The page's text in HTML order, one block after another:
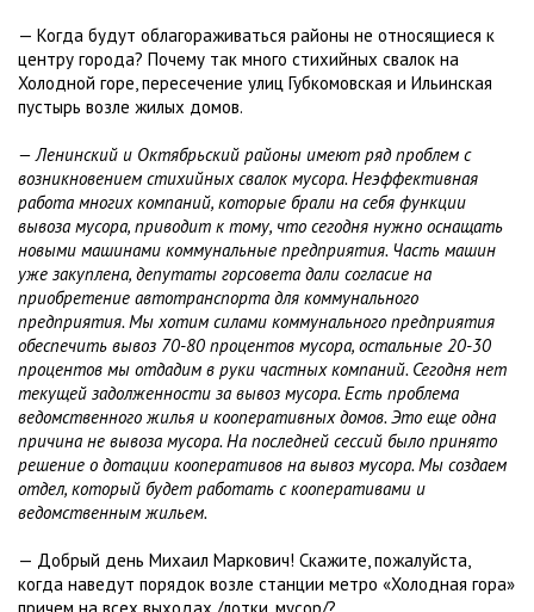
— Когда будут облагораживаться районы не относящиеся к
центру города? Почему так много стихийных свалок на
Холодной горе, пересечение улиц Губкомовская и Ильинская
пустырь возле жилых домов.
— Ленинский и Октябрьский районы имеют ряд проблем с
возникновением стихийных свалок мусора. Неэффективная
работа многих компаний, которые брали на себя функции
вывоза мусора, приводит к тому, что сегодня нужно оснащать
новыми машинами коммунальные предприятия. Часть машин
уже закуплена, депутаты горсовета дали согласие на
приобретение автотранспорта для коммунального
предприятия. Мы хотим силами коммунального предприятия
обеспечить вывоз 70-80 процентов мусора, остальные 20-30
процентов мы отдадим в руки частных компаний. Сегодня нет
текущей задолженности за вывоз мусора. Есть проблема
ведомственного жилья и кооперативных домов. Это еще одна
причина не вывоза мусора. На последней сессий было принято
решение о дотации кооперативов на вывоз мусора. Мы создаем
отдел, который будет работать с кооперативами и
ведомственным жильем.
— Добрый день Михаил Маркович! Скажите, пожалуйста,
когда наведут порядок возле станции метро «Холодная гора»